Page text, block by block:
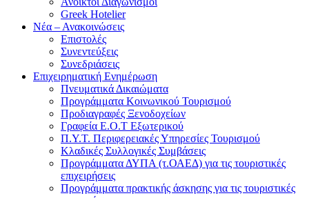
Greek Hotelier
Νέα – Ανακοινώσεις
Επιστολές
Συνεντεύξεις
Συνεδριάσεις
Επιχειρηματική Ενημέρωση
Πνευματικά Δικαιώματα
Προγράμματα Κοινωνικού Τουρισμού
Προδιαγραφές Ξενοδοχείων
Γραφεία Ε.Ο.Τ Εξωτερικού
Π.Υ.Τ. Περιφερειακές Υπηρεσίες Τουρισμού
Κλαδικές Συλλογικές Συμβάσεις
Προγράμματα ΔΥΠΑ (τ.ΟΑΕΔ) για τις τουριστικές
επιχειρήσεις
Προγράμματα πρακτικής άσκησης για τις τουριστικές